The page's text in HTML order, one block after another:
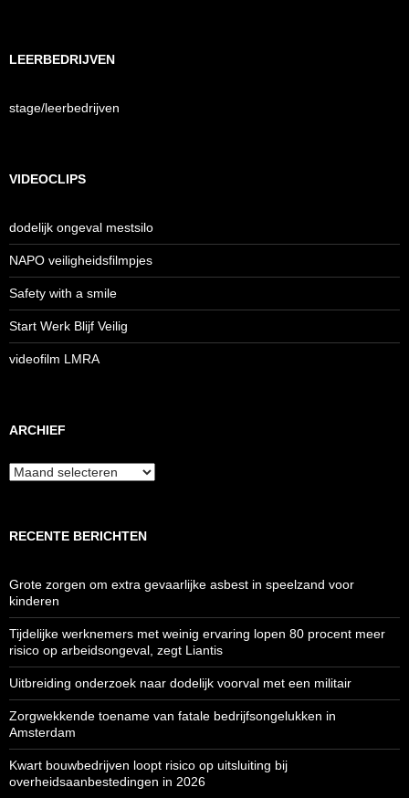
LEERBEDRIJVEN
stage/leerbedrijven
VIDEOCLIPS
dodelijk ongeval mestsilo
NAPO veiligheidsfilmpjes
Safety with a smile
Start Werk Blijf Veilig
videofilm LMRA
ARCHIEF
Archief
RECENTE BERICHTEN
Grote zorgen om extra gevaarlijke asbest in speelzand voor
kinderen
Tijdelijke werknemers met weinig ervaring lopen 80 procent meer
risico op arbeidsongeval, zegt Liantis
Uitbreiding onderzoek naar dodelijk voorval met een militair
Zorgwekkende toename van fatale bedrijfsongelukken in
Amsterdam
Kwart bouwbedrijven loopt risico op uitsluiting bij
overheidsaanbestedingen in 2026